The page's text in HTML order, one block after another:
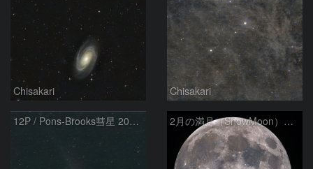
Chisakari Chisakari
12P / Pons-Brooks彗星 2024年3月16日 2月の満月（SnowMoon）彩度上げ処理